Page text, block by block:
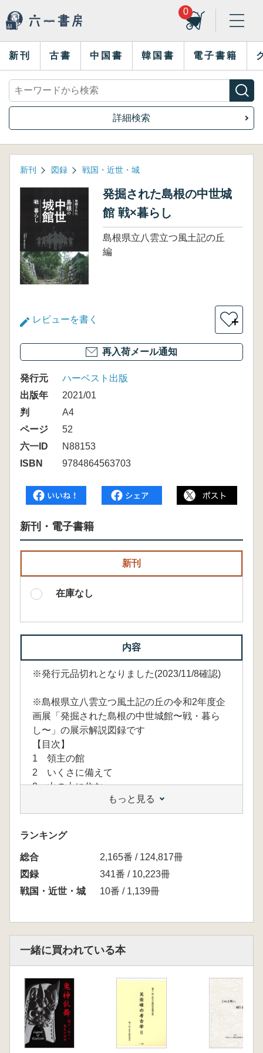
0
新刊 古書 中国書 韓国書 電子書籍
詳細検索
新刊 図録 戦国・近世・城
発掘された島根の中世城
館 戦×暮らし
島根県立八雲立つ風土記の丘
編
レビューを書く ＋
再入荷メール通知
発行元
ハーベスト出版
出版年
2021/01
判
A4
ページ
52
六一ID
N88153
ISBN
9784864563703
新刊・電子書籍
新刊
在庫なし
内容
※発行元品切れとなりました(2023/11/8確認)
※島根県立八雲立つ風土記の丘の令和2年度企
画展「発掘された島根の中世城館〜戦・暮ら
し〜」の展示解説図録です
【目次】
1 領主の館
2 いくさに備えて
3 山の上に住む
4 月山富田城跡と富田川河床遺跡
5 津和野城跡
6 武将の嗜み
もっと見る
ランキング
総合
2,165番 / 124,817冊
図録
341番 / 10,223冊
戦国・近世・城
10番 / 1,139冊
一緒に買われている本